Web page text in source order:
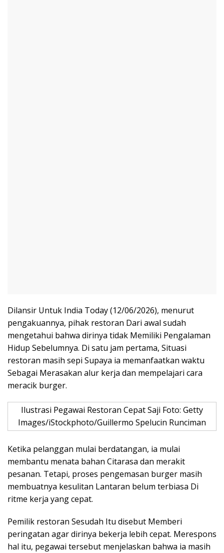
Dilansir Untuk India Today (12/06/2026), menurut
pengakuannya, pihak restoran Dari awal sudah
mengetahui bahwa dirinya tidak Memiliki Pengalaman
Hidup Sebelumnya. Di satu jam pertama, Situasi
restoran masih sepi Supaya ia memanfaatkan waktu
Sebagai Merasakan alur kerja dan mempelajari cara
meracik burger.
Ilustrasi Pegawai Restoran Cepat Saji Foto: Getty
Images/iStockphoto/Guillermo Spelucin Runciman
Ketika pelanggan mulai berdatangan, ia mulai
membantu menata bahan Citarasa dan merakit
pesanan. Tetapi, proses pengemasan burger masih
membuatnya kesulitan Lantaran belum terbiasa Di
ritme kerja yang cepat.
Pemilik restoran Sesudah Itu disebut Memberi
peringatan agar dirinya bekerja lebih cepat. Merespons
hal itu, pegawai tersebut menjelaskan bahwa ia masih